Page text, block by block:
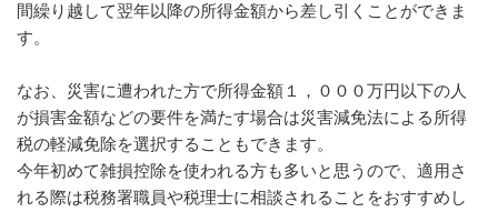
間繰り越して翌年以降の所得金額から差し引くことができま
す。
なお、災害に遭われた方で所得金額１，０００万円以下の人
が損害金額などの要件を満たす場合は災害減免法による所得
税の軽減免除を選択することもできます。
今年初めて雑損控除を使われる方も多いと思うので、適用さ
れる際は税務署職員や税理士に相談されることをおすすめし